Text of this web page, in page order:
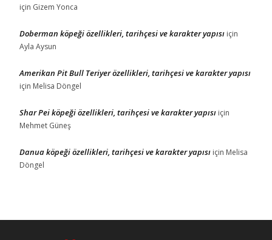
için Gizem Yonca
Doberman köpeği özellikleri, tarihçesi ve karakter yapısı için
Ayla Aysun
Amerikan Pit Bull Teriyer özellikleri, tarihçesi ve karakter yapısı
için Melisa Döngel
Shar Pei köpeği özellikleri, tarihçesi ve karakter yapısı için
Mehmet Güneş
Danua köpeği özellikleri, tarihçesi ve karakter yapısı için Melisa
Döngel